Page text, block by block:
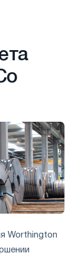
Worthington